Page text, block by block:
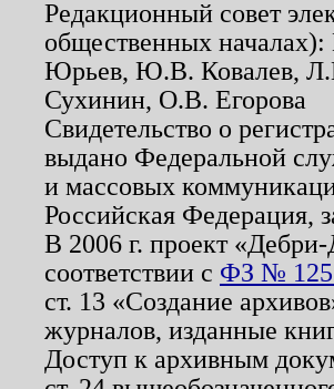
Редакционный совет
общественных
Юрьев, Ю.В. Ковалев,
Сухинин, О.В. Егорова
Свидетельство о
выдано Федеральной
и массовых
Российская Федерация,
В 2006 г. проект
соответствии с ФЗ № 125
ст. 13 «Создание
журналов, изданные
Доступ к архивным